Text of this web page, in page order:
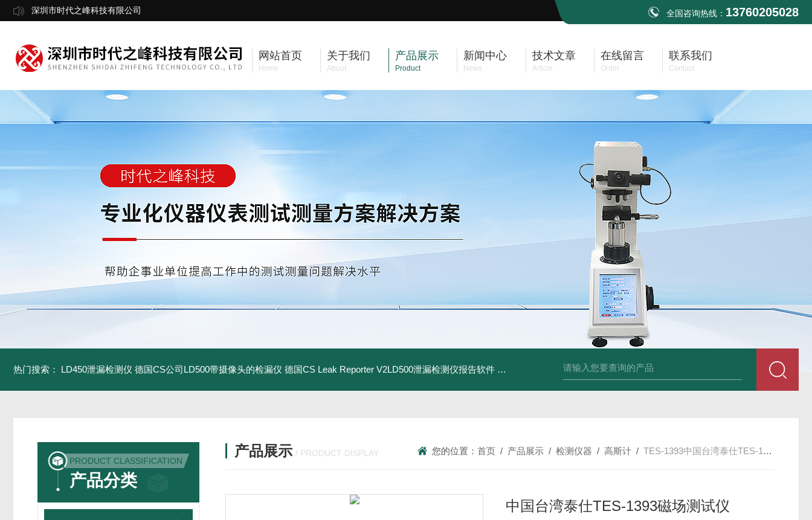
深圳市时代之峰科技有限公司 全国咨询热线： 13760205028
网站首页
Home
关于我们
About
产品展示
Product
新闻中心
News
技术文章
Article
在线留言
Order
联系我们
Contact
热门搜索： LD450泄漏检测仪 德国CS公司LD500带摄像头的检漏仪 德国CS Leak Reporter V2LD500泄漏检测仪报告软件 UltraCam LD500德国CS公司声学泄漏摄像机检测仪 德国美翠Metrel MI2088
PRODUCT CLASSIFICATION
产品分类
产品展示 / PRODUCT DISPLAY 您的位置：首页 / 产品展示 /检测仪器 /高斯计 /TES-1393中国台湾泰仕TES-1393磁场测试仪
中国台湾泰仕TES-1393磁场测试仪